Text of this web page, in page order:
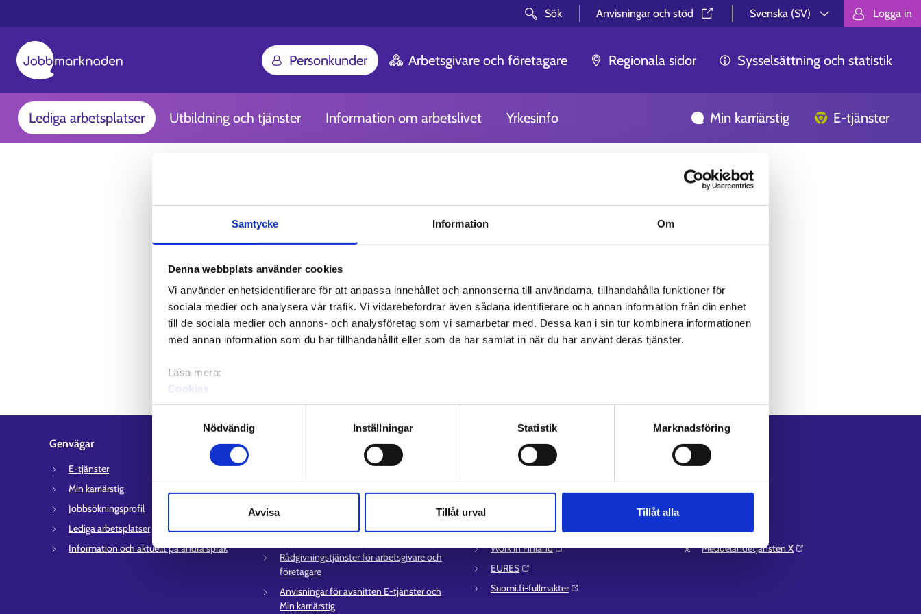
Samtycke Information Om
Denna webbplats använder cookies
Vi använder enhetsidentifierare för att anpassa innehållet och annonserna till användarna, tillhandahålla funktioner för
sociala medier och analysera vår trafik. Vi vidarebefordrar även sådana identifierare och annan information från din enhet
till de sociala medier och annons- och analysföretag som vi samarbetar med. Dessa kan i sin tur kombinera informationen
med annan information som du har tillhandahållit eller som de har samlat in när du har använt deras tjänster.
Läsa mera:
Cookies
Dataskydd och behandling av personuppgifter
Nödvändig
Inställningar Statistik Marknadsföring
Avvisa Tillåt urval Tillåt alla
Sök Anvisningar och stöd⁠
Svenska (SV)
Välj språk.
Logga in
Personkunder Arbetsgivare och företagare Regionala sidor Sysselsättning och statistik
Lediga arbetsplatser Utbildning och tjänster Information om arbetslivet Yrkesinfo Min karriärstig E-tjänster
Genvägar
E-tjänster
Min karriärstig
Jobbsökningsprofil
Lediga arbetsplatser
Information och aktuellt på andra språk
sysselsättningsområden
Rådgivningstjänster för arbetsgivare och
företagare
Anvisningar för avsnitten E-tjänster och
Min karriärstig
Mer information
UF-centret⁠
Kompetensstigen⁠
Work in Finland⁠
EURES⁠
Suomi.fi-fullmakter⁠
Följ oss
Instagram⁠
Meddelandetjänsten X⁠